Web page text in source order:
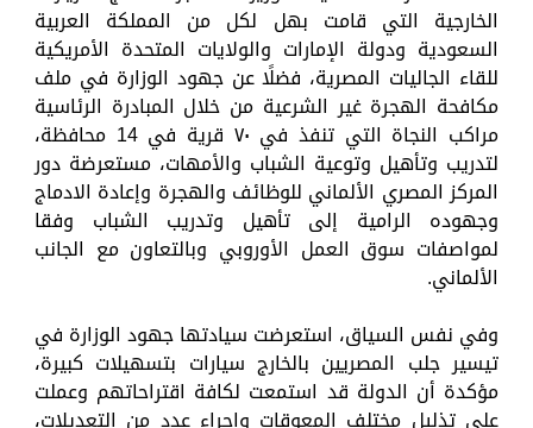
الخارجية التي قامت بهل لكل من المملكة العربية
السعودية ودولة الإمارات والولايات المتحدة الأمريكية
للقاء الجاليات المصرية، فضلًا عن جهود الوزارة في ملف
مكافحة الهجرة غير الشرعية من خلال المبادرة الرئاسية
مراكب النجاة التي تنفذ في ٧٠ قرية في 14 محافظة،
لتدريب وتأهيل وتوعية الشباب والأمهات، مستعرضة دور
المركز المصري الألماني للوظائف والهجرة وإعادة الادماج
وجهوده الرامية إلى تأهيل وتدريب الشباب وفقا
لمواصفات سوق العمل الأوروبي وبالتعاون مع الجانب
الألماني.
وفي نفس السياق، استعرضت سيادتها جهود الوزارة في
تيسير جلب المصريين بالخارج سيارات بتسهيلات كبيرة،
مؤكدة أن الدولة قد استمعت لكافة اقتراحاتهم وعملت
على تذليل مختلف المعوقات وإجراء عدد من التعديلات،